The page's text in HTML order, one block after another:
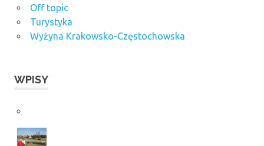
Off topic
Turystyka
Wyżyna Krakowsko-Częstochowska
WPISY